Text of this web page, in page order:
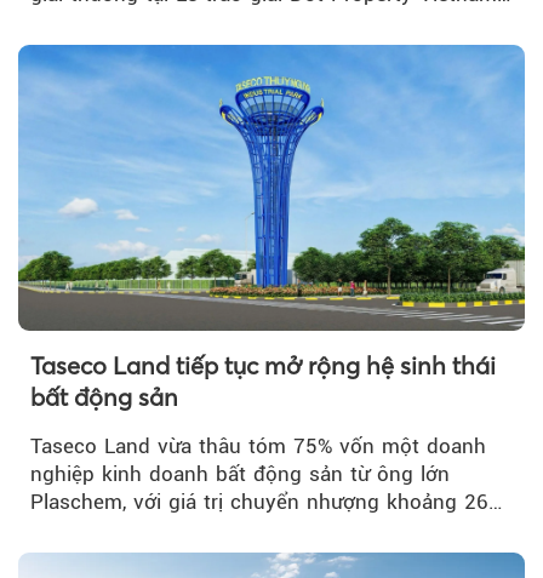
Taseco Land tiếp tục mở rộng hệ sinh thái
bất động sản
Taseco Land vừa thâu tóm 75% vốn một doanh
nghiệp kinh doanh bất động sản từ ông lớn
Plaschem, với giá trị chuyển nhượng khoảng 262